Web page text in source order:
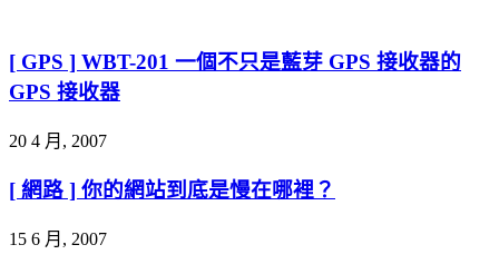
[ GPS ] WBT-201 一個不只是藍芽 GPS 接收器的
GPS 接收器
20 4 月, 2007
[ 網路 ] 你的網站到底是慢在哪裡？
15 6 月, 2007